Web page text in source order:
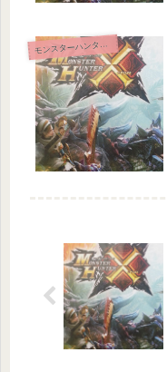
モ ンスターハンタークロス